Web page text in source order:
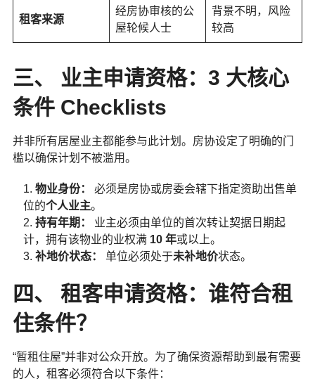
租客来源
经房协审核的公
屋轮候人士
背景不明，风险
较高
三、 业主申请资格：3 大核心
条件 Checklists
并非所有居屋业主都能参与此计划。房协设定了明确的门
槛以确保计划不被滥用。
物业身份：
必须是房协或房委会辖下指定资助出售单
位的个人业主。
持有年期：
业主必须由单位的首次转让契据日期起
计，拥有该物业的业权满 10 年或以上。
补地价状态：
单位必须处于未补地价状态。
四、 租客申请资格：谁符合租
住条件？
“暂租住屋”并非对公众开放。为了确保资源帮助到最有需要
的人，租客必须符合以下条件：